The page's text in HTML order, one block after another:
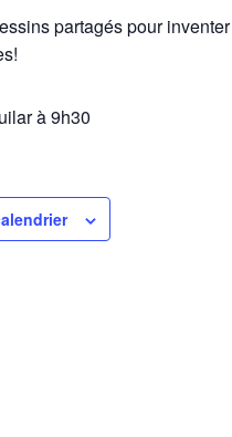
partagés pour inventer
à 9h30